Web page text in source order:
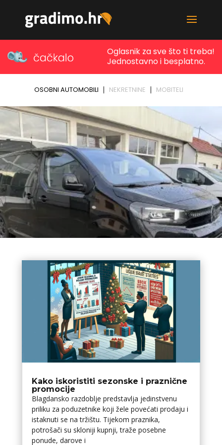
Kako iskoristiti sezonske i praznične
promocije
Blagdansko razdoblje predstavlja jedinstvenu
priliku za poduzetnike koji žele povećati prodaju i
istaknuti se na tržištu. Tijekom praznika,
potrošači su skloniji kupnji, traže posebne
ponude, darove i